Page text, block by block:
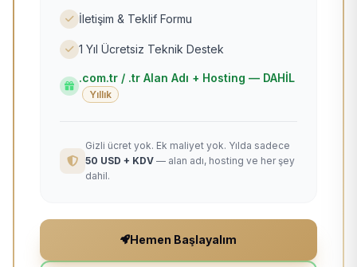
İletişim & Teklif Formu
1 Yıl Ücretsiz Teknik Destek
.com.tr / .tr Alan Adı + Hosting — DAHİL
Yıllık
Gizli ücret yok. Ek maliyet yok. Yılda sadece
50 USD + KDV — alan adı, hosting ve her şey
dahil.
Hemen Başlayalım